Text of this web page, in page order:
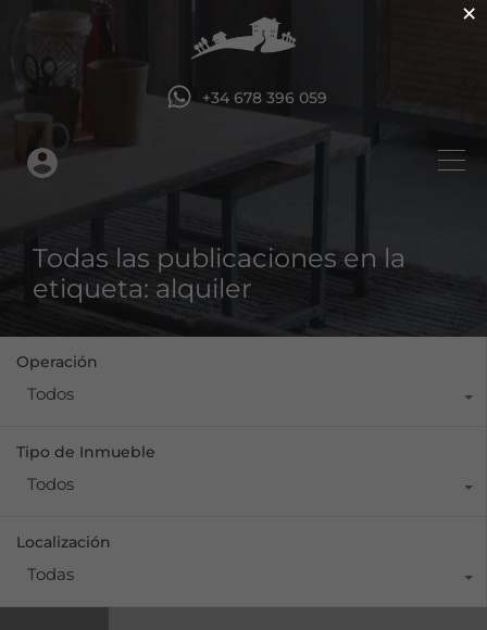
+34 678 396 059
Todas las publicaciones en la
etiqueta: alquiler
Operación
Todos
Tipo de Inmueble
Todos
Localización
Todas
×